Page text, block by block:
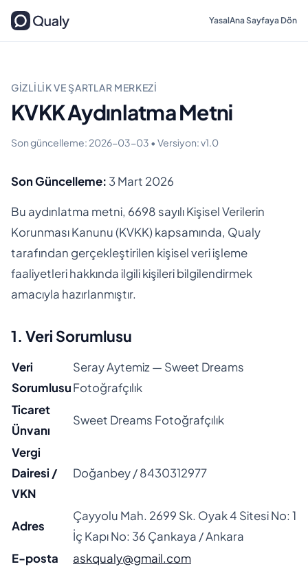
YasalAna Sayfaya Dön
GIZLILIK VE ŞARTLAR MERKEZI
KVKK Aydınlatma Metni
Son güncelleme: 2026-03-03 • Versiyon:v1.0
Son Güncelleme: 3 Mart 2026
Bu aydınlatma metni, 6698 sayılı Kişisel Verilerin
Korunması Kanunu (KVKK) kapsamında, Qualy
tarafından gerçekleştirilen kişisel veri işleme
faaliyetleri hakkında ilgili kişileri bilgilendirmek
amacıyla hazırlanmıştır.
1. Veri Sorumlusu
Veri
Sorumlusu
Seray Aytemiz — Sweet Dreams
Fotoğrafçılık
Ticaret
Ünvanı
Sweet Dreams Fotoğrafçılık
Vergi
Dairesi /
VKN
Doğanbey / 8430312977
Adres
Çayyolu Mah. 2699 Sk. Oyak 4 Sitesi No: 1
İç Kapı No: 36 Çankaya / Ankara
E-posta
askqualy@gmail.com